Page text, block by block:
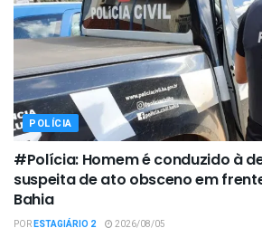
POLÍCIA
#Polícia: Homem é conduzido à
suspeita de ato obsceno em
Bahia
PORESTAGIÁRIO 2 2026/08/05